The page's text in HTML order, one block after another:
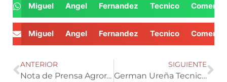
Miguel Angel Fernandez Tecnico
Miguel Angel Fernandez Tecnico
ANTERIOR
Nota de Prensa Agroradio pregunta a la Comision Europea sobre la incorporacion de Nuevas Generaciones
SIGUIENTE
German Ureña Tecnico Comercial de Semillas Sur SEEDS Nos habla de las jornadas de puertas abiertas